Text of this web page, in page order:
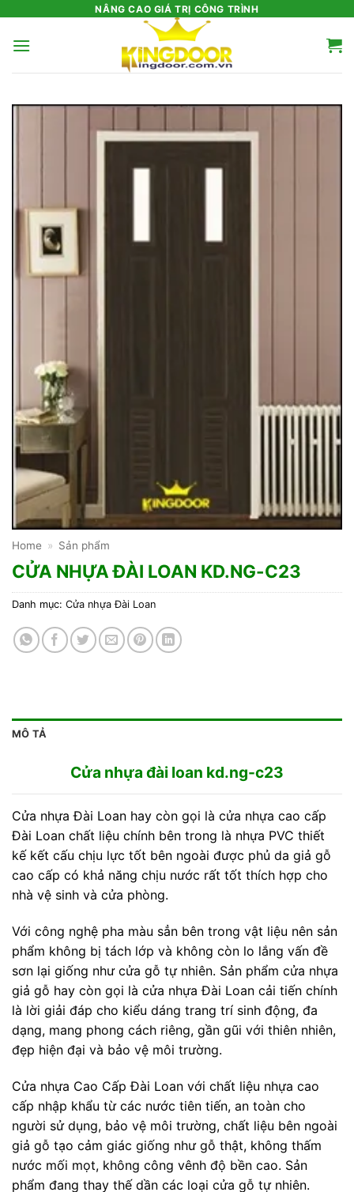
nội
NÂNG CAO GIÁ TRỊ CÔNG TRÌNH
Home » Sản phẩm
CỬA NHỰA ĐÀI LOAN KD.NG-C23
Danh mục: Cửa nhựa Đài Loan
MÔ TẢ
Cửa nhựa đài loan kd.ng-c23
Cửa nhựa Đài Loan hay còn gọi là cửa nhựa cao cấp
Đài Loan chất liệu chính bên trong là nhựa PVC thiết
kế kết cấu chịu lực tốt bên ngoài được phủ da giả gỗ
cao cấp có khả năng chịu nước rất tốt thích hợp cho
nhà vệ sinh và cửa phòng.
Với công nghệ pha màu sẳn bên trong vật liệu nên sản
phẩm không bị tách lớp và không còn lo lắng vấn đề
sơn lại giống như cửa gỗ tự nhiên. Sản phẩm cửa nhựa
giả gỗ hay còn gọi là cửa nhựa Đài Loan cải tiến chính
là lời giải đáp cho kiểu dáng trang trí sinh động, đa
dạng, mang phong cách riêng, gần gũi với thiên nhiên,
đẹp hiện đại và bảo vệ môi trường.
Cửa nhựa Cao Cấp Đài Loan với chất liệu nhựa cao
cấp nhập khẩu từ các nước tiên tiến, an toàn cho
người sử dụng, bảo vệ môi trường, chất liệu bên ngoài
giả gỗ tạo cảm giác giống như gỗ thật, không thấm
nước mối mọt, không công vênh độ bền cao. Sản
phẩm đang thay thế dần các loại cửa gỗ tự nhiên.